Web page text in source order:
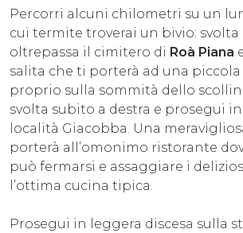
Percorri alcuni chilometri su un
cui termite troverai un bivio: svolta
oltrepassa il cimitero di Roà Piana
salita che ti porterà ad una
proprio sulla sommità dello
svolta subito a destra e prosegui
località Giacobba. Una
porterà all’omonimo ristorante
può fermarsi e assaggiare i
l’ottima cucina tipica.
Prosegui in leggera discesa sulla